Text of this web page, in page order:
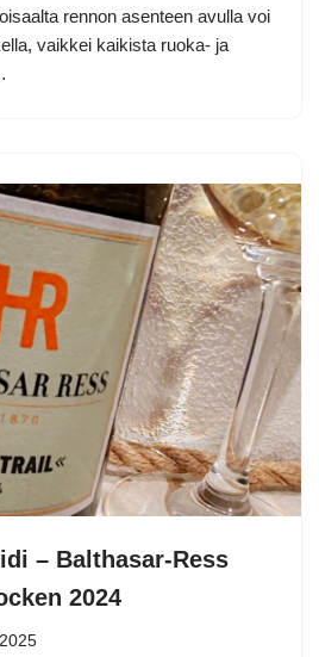
rennon asenteen avulla voi
vaikkei kaikista ruoka- ja
– Balthasar-Ress
2024